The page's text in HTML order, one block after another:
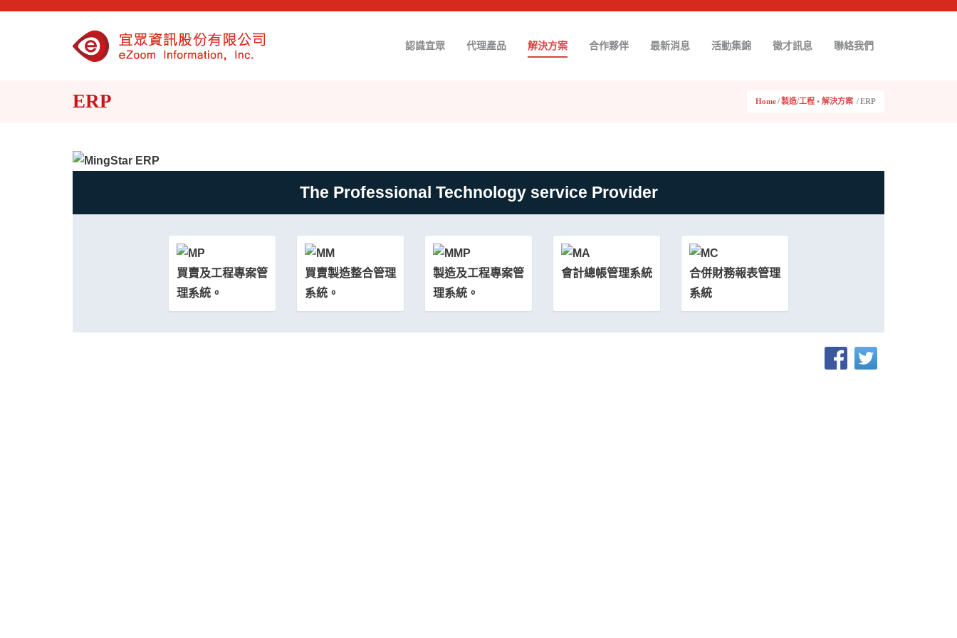
認識宜眾 代理產品 解決方案 合作夥伴 最新消息 活動集錦 徵才訊息 聯絡我們
ERP Home/製造/工程 • 解決方案 /ERP
The Professional Technology service Provider
買賣及工程專案管
理系統。
買賣製造整合管理
系統。
製造及工程專案管
理系統。
會計總帳管理系統
合併財務報表管理
系統